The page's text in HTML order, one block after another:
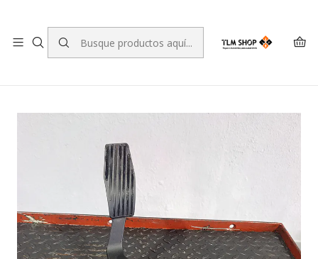
Inicio TIENDA ONLINE Sistema eléctrico
Pedal de Acelerador
Potenciómetro del pedal del acelerador Fiat Tipo 6PV 010